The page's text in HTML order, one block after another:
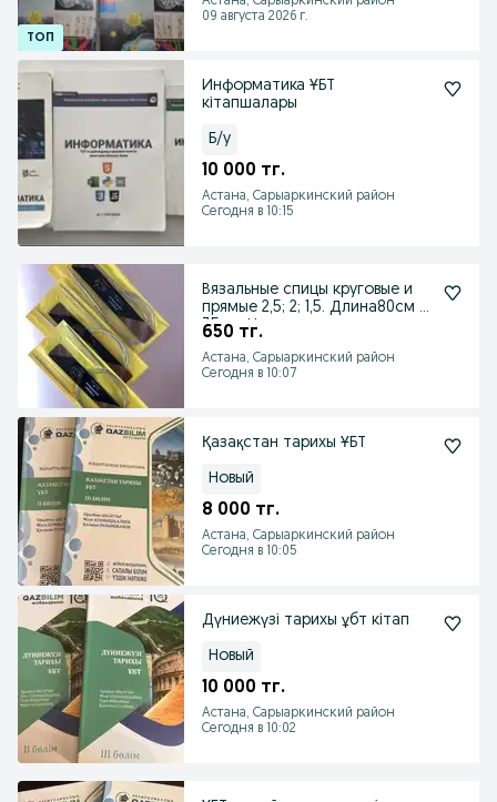
09 августа 2026 г.
Информатика ҰБТ
кітапшалары
Б/у
10 000 тг.
Астана, Сарыаркинский район
Сегодня в 10:15
Вязальные спицы круговые и
прямые 2,5; 2; 1,5. Длина80см и
35см. Новые
650 тг.
Астана, Сарыаркинский район
Сегодня в 10:07
Қазақстан тарихы ҰБТ
Новый
8 000 тг.
Астана, Сарыаркинский район
Сегодня в 10:05
Дүниежүзі тарихы ұбт кітап
Новый
10 000 тг.
Астана, Сарыаркинский район
Сегодня в 10:02